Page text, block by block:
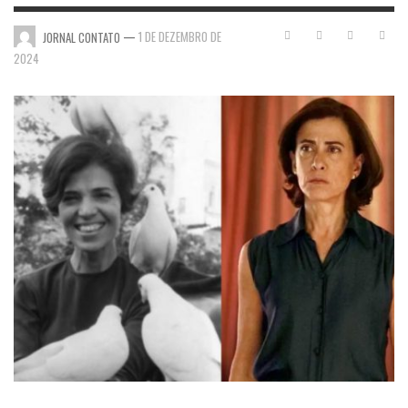
JORNAL CONTATO — 1 DE DEZEMBRO DE
2024